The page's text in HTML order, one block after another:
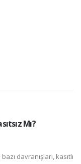
Mı?
davranışları, kasıtlı